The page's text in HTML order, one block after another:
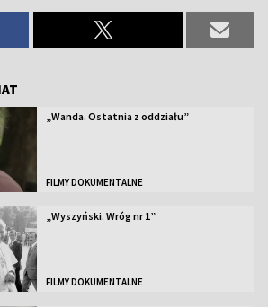
„Wanda. Ostatnia z oddziału”
FILMY DOKUMENTALNE
„Wyszyński. Wróg nr 1”
FILMY DOKUMENTALNE